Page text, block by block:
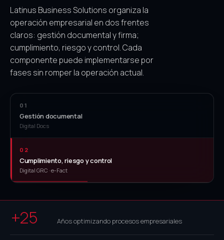
Latinus Business Solutions organiza la
operación empresarial en dos frentes
claros: gestión documental y firma;
cumplimiento, riesgo y control. Cada
componente puede implementarse por
fases sin romper la operación actual.
01
Gestión documental
Digital Docs
02
Cumplimiento, riesgo y control
Digital GRC · e-Fact
+25 Años optimizando procesos empresariales